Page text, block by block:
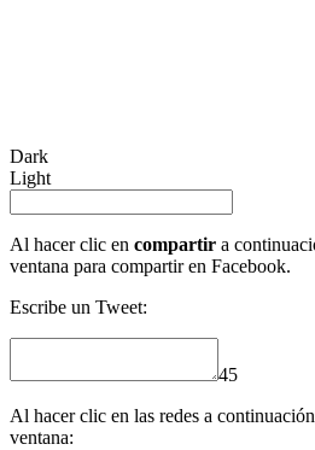
Dark
Light
Al hacer clic en compartir a
ventana para compartir en Facebook.
Escribe un Tweet:
45
Al hacer clic en las redes a
ventana: